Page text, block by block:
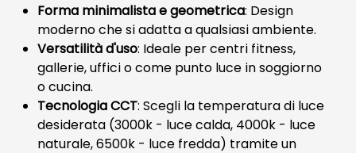
Forma minimalista e geometrica: Design
moderno che si adatta a qualsiasi ambiente.
Versatilità d'uso: Ideale per centri fitness,
gallerie, uffici o come punto luce in soggiorno
o cucina.
Tecnologia CCT: Scegli la temperatura di luce
desiderata (3000k - luce calda, 4000k - luce
naturale, 6500k - luce fredda) tramite un